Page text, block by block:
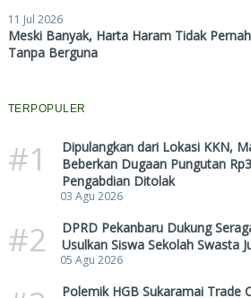
11 Jul 2026
Meski Banyak, Harta Haram Tidak
Tanpa Berguna
TERPOPULER
#1
Dipulangkan dari Lokasi KKN,
Beberkan Dugaan Pungutan
Pengabdian Ditolak
03 Agu 2026
#2
DPRD Pekanbaru Dukung
Usulkan Siswa Sekolah Swasta
05 Agu 2026
Polemik HGB Sukaramai Trade